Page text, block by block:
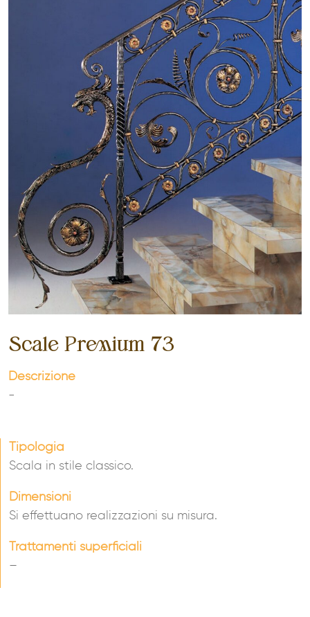
Scale Premium 73
Descrizione
-
Tipologia
Scala in stile classico.
Dimensioni
Si effettuano realizzazioni su misura.
Trattamenti superficiali
–